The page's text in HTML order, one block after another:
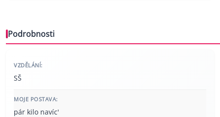
Podrobnosti
VZDĚLÁNÍ:
SŠ
MOJE POSTAVA:
pár kilo navíc'